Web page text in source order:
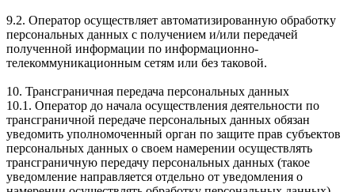
9.2. Оператор осуществляет автоматизированную обработку
персональных данных с получением и/или передачей
полученной информации по информационно-
телекоммуникационным сетям или без таковой.
10. Трансграничная передача персональных данных
10.1. Оператор до начала осуществления деятельности по
трансграничной передаче персональных данных обязан
уведомить уполномоченный орган по защите прав субъектов
персональных данных о своем намерении осуществлять
трансграничную передачу персональных данных (такое
уведомление направляется отдельно от уведомления о